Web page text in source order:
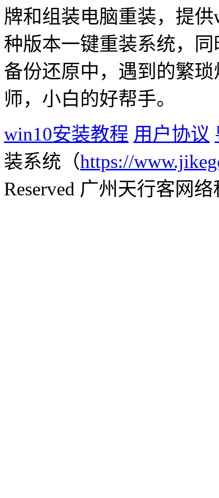
牌和组装电脑重装，提
种版本一键重装系统，
备份还原中，遇到的繁
师，小白的好帮手。
win10安装教程 用户协议
装系统（https://
Reserved 广州天行客网